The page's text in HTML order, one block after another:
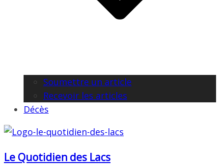
Soumettre un article
Recevoir les articles
Décès
Le Quotidien des Lacs